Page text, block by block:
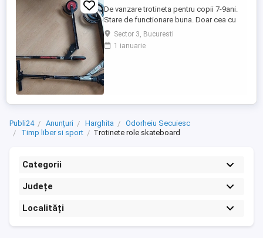
De vanzare trotineta pentru copii 7-9ani.
Stare de functionare buna. Doar cea cu
rosu mai este valabila.
Sector 3, Bucuresti
1 ianuarie
Publi24 Anunțuri Harghita
Odorheiu Secuiesc
Timp liber si sport
Trotinete role skateboard
Categorii
Județe
Localități